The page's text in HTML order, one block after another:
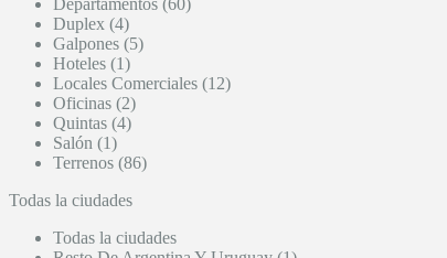
Departamentos (60)
Duplex (4)
Galpones (5)
Hoteles (1)
Locales Comerciales (12)
Oficinas (2)
Quintas (4)
Salón (1)
Terrenos (86)
Todas la ciudades
Todas la ciudades